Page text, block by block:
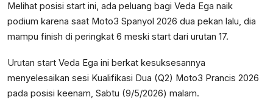
Melihat posisi start ini, ada peluang bagi Veda Ega naik
podium karena saat Moto3 Spanyol 2026 dua pekan lalu, dia
mampu finish di peringkat 6 meski start dari urutan 17.
Urutan start Veda Ega ini berkat kesuksesannya
menyelesaikan sesi Kualifikasi Dua (Q2) Moto3 Prancis 2026
pada posisi keenam, Sabtu (9/5/2026) malam.